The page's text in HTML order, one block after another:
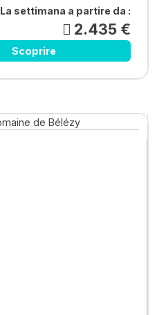
La settimana a partire da :
2.435 €
Scoprire